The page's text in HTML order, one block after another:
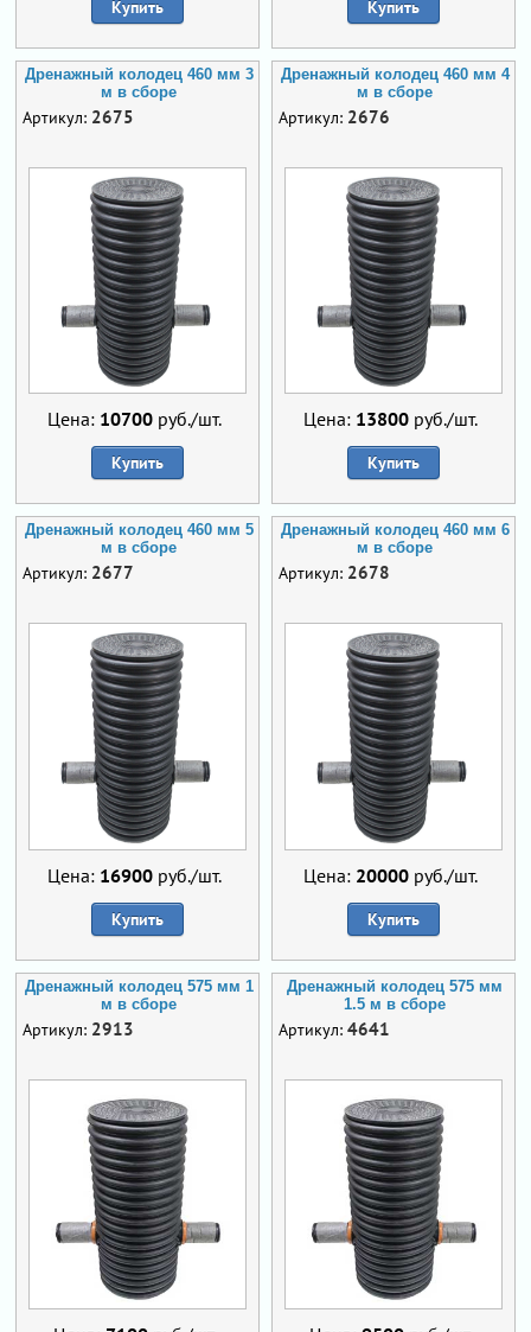
Купить Купить
Дренажный колодец 460 мм 3
м в сборе
Артикул: 2675
Цена: 10700 руб./шт.
Купить
Дренажный колодец 460 мм 4
м в сборе
Артикул: 2676
Цена: 13800 руб./шт.
Купить
Дренажный колодец 460 мм 5
м в сборе
Артикул: 2677
Цена: 16900 руб./шт.
Купить
Дренажный колодец 460 мм 6
м в сборе
Артикул: 2678
Цена: 20000 руб./шт.
Купить
Дренажный колодец 575 мм 1
м в сборе
Артикул: 2913
Дренажный колодец 575 мм
1.5 м в сборе
Артикул: 4641